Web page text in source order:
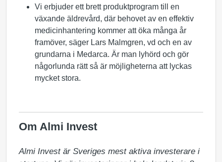
Vi erbjuder ett brett produktprogram till en
växande äldrevård, där behovet av en effektiv
medicinhantering kommer att öka många år
framöver, säger Lars Malmgren, vd och en av
grundarna i Medarca. Är man lyhörd och gör
någorlunda rätt så är möjligheterna att lyckas
mycket stora.
Om Almi Invest
Almi Invest är Sveriges mest aktiva investerare i